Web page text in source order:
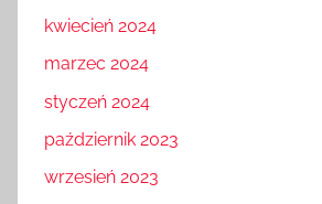
kwiecień 2024
marzec 2024
styczeń 2024
październik 2023
wrzesień 2023